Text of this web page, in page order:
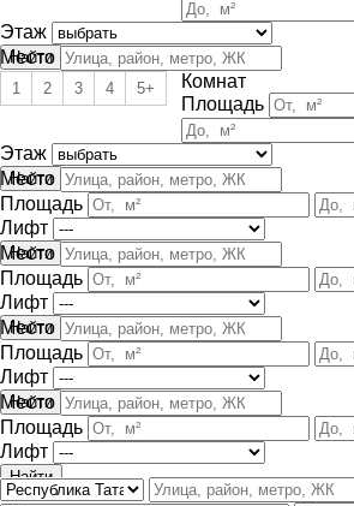
Этаж
Место
Комнат
1 2 3 4 5+
Площадь
Этаж
Место
Площадь
Лифт
Место
Площадь
Лифт
Место
Площадь
Лифт
Место
Площадь
Лифт